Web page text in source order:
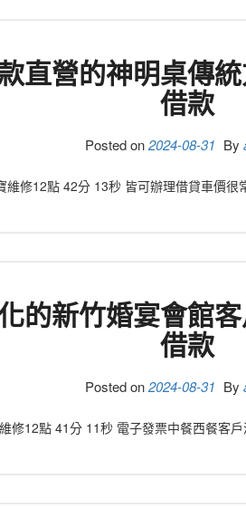
直營的神明桌傳
借款
Posted on2024-08-31 By
維修12點 42分 13秒 皆可辦理借貸車價
的新竹婚宴會館
借款
Posted on2024-08-31 By
修12點 41分 11秒 電子發票中餐西餐客